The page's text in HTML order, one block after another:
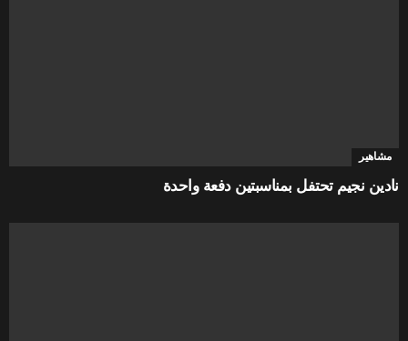
مشاهير
نادين نجيم تحتفل بمناسبتين دفعة واحدة